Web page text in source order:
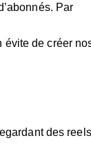
Par
évite de créer
des